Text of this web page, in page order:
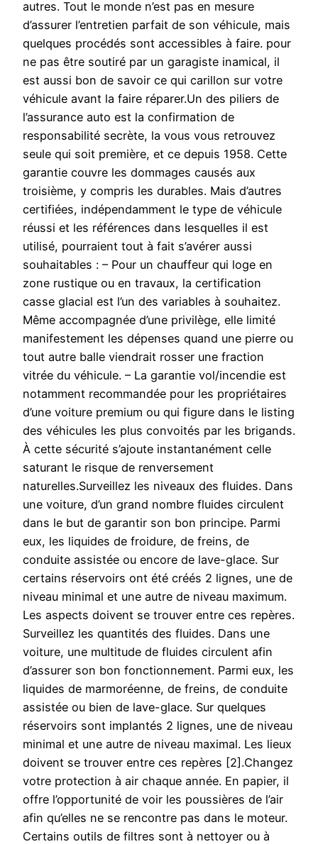
autres. Tout le monde n’est pas en mesure
d’assurer l’entretien parfait de son véhicule, mais
quelques procédés sont accessibles à faire. pour
ne pas être soutiré par un garagiste inamical, il
est aussi bon de savoir ce qui carillon sur votre
véhicule avant la faire réparer.Un des piliers de
l’assurance auto est la confirmation de
responsabilité secrète, la vous vous retrouvez
seule qui soit première, et ce depuis 1958. Cette
garantie couvre les dommages causés aux
troisième, y compris les durables. Mais d’autres
certifiées, indépendamment le type de véhicule
réussi et les références dans lesquelles il est
utilisé, pourraient tout à fait s’avérer aussi
souhaitables : – Pour un chauffeur qui loge en
zone rustique ou en travaux, la certification
casse glacial est l’un des variables à souhaitez.
Même accompagnée d’une privilège, elle limité
manifestement les dépenses quand une pierre ou
tout autre balle viendrait rosser une fraction
vitrée du véhicule. – La garantie vol/incendie est
notamment recommandée pour les propriétaires
d’une voiture premium ou qui figure dans le listing
des véhicules les plus convoités par les brigands.
À cette sécurité s’ajoute instantanément celle
saturant le risque de renversement
naturelles.Surveillez les niveaux des fluides. Dans
une voiture, d’un grand nombre fluides circulent
dans le but de garantir son bon principe. Parmi
eux, les liquides de froidure, de freins, de
conduite assistée ou encore de lave-glace. Sur
certains réservoirs ont été créés 2 lignes, une de
niveau minimal et une autre de niveau maximum.
Les aspects doivent se trouver entre ces repères.
Surveillez les quantités des fluides. Dans une
voiture, une multitude de fluides circulent afin
d’assurer son bon fonctionnement. Parmi eux, les
liquides de marmoréenne, de freins, de conduite
assistée ou bien de lave-glace. Sur quelques
réservoirs sont implantés 2 lignes, une de niveau
minimal et une autre de niveau maximal. Les lieux
doivent se trouver entre ces repères [2].Changez
votre protection à air chaque année. En papier, il
offre l’opportunité de voir les poussières de l’air
afin qu’elles ne se rencontre pas dans le moteur.
Certains outils de filtres sont à nettoyer ou à